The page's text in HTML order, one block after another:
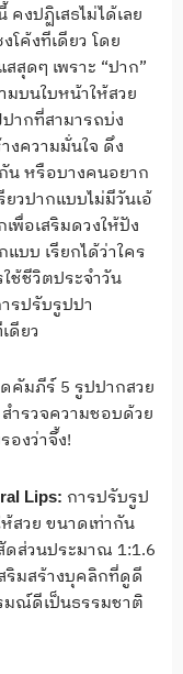
งปฏิเสธไม่ได้เลย
โค้งทีเดียว โดย
สุดๆ เพราะ “ปาก”
บนใบหน้าให้สวย
ากที่สามารถบ่ง
ความมั่นใจ ดึง
น หรือบางคนอยาก
วปากแบบไม่มีวันเอ้
พื่อเสริมดวงให้ปัง
บบ เรียกได้ว่าใคร
ช้ชีวิตประจำวัน
รปรับรูปปา
ดียว
คัมภีร์ 5 รูปปากสวย
ำรวจความชอบด้วย
องว่าจึ้ง!
Lips: การปรับรูป
สวย ขนาดเท่ากัน
ดส่วนประมาณ 1:1.6
ริมสร้างบุคลิกที่ดูดี
มณ์ดีเป็นธรรมชาติ